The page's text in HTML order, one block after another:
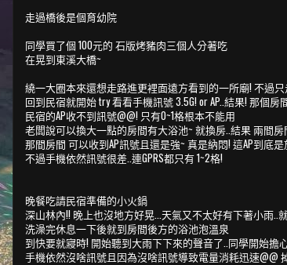
走過橋後是個育幼院
同學買了個 100元的 石版烤豬肉三個人分著吃
在晃到東溪大橋~
繞一大圈本來還想走路進更裡面遠方看到的一所廟! 不過
回到民宿就開始 try 看看手機訊號 3.5G! or AP..結果! 那個房
民宿的AP收不到訊號@@! 只有0~1格根本不能用
老闆說可以換大一點的房間有大浴池~ 就換房..結果 兩間
那間房間 可以收到AP訊號且還是強~ 真是納悶! 這AP到底
不過手機依然訊號很差..連GPRS都只有 1~2格!
晚餐吃請民宿準備的小火鍋
深山林內!! 晚上也沒地方好晃...天氣又不太好有下著小雨..
洗澡完休息一下後就到房間後方的浴池泡溫泉
到快要就寢時! 開始聽到大雨下下來的聲音了..同學開始擔
手機依然沒啥訊號且因為沒啥訊號導致電量消耗迅速@@